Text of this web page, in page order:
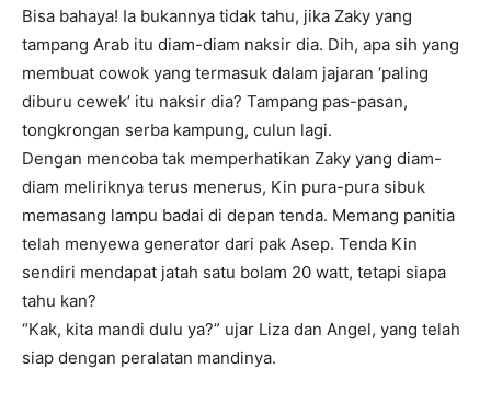
Bisa bahaya! Ia bukannya tidak tahu, jika Zaky yang
tampang Arab itu diam-diam naksir dia. Dih, apa sih yang
membuat cowok yang termasuk dalam jajaran ‘paling
diburu cewek’ itu naksir dia? Tampang pas-pasan,
tongkrongan serba kampung, culun lagi.
Dengan mencoba tak memperhatikan Zaky yang diam-
diam meliriknya terus menerus, Kin pura-pura sibuk
memasang lampu badai di depan tenda. Memang panitia
telah menyewa generator dari pak Asep. Tenda Kin
sendiri mendapat jatah satu bolam 20 watt, tetapi siapa
tahu kan?
“Kak, kita mandi dulu ya?” ujar Liza dan Angel, yang telah
siap dengan peralatan mandinya.